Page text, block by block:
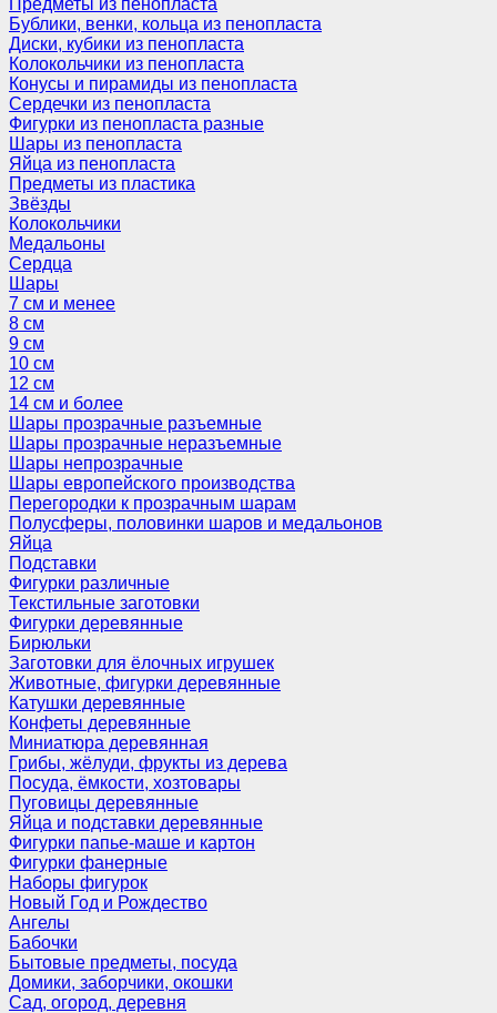
Предметы из пенопласта
Бублики, венки, кольца из пенопласта
Диски, кубики из пенопласта
Колокольчики из пенопласта
Конусы и пирамиды из пенопласта
Сердечки из пенопласта
Фигурки из пенопласта разные
Шары из пенопласта
Яйца из пенопласта
Предметы из пластика
Звёзды
Колокольчики
Медальоны
Сердца
Шары
7 см и менее
8 см
9 см
10 см
12 см
14 см и более
Шары прозрачные разъемные
Шары прозрачные неразъемные
Шары непрозрачные
Шары европейского производства
Перегородки к прозрачным шарам
Полусферы, половинки шаров и медальонов
Яйца
Подставки
Фигурки различные
Текстильные заготовки
Фигурки деревянные
Бирюльки
Заготовки для ёлочных игрушек
Животные, фигурки деревянные
Катушки деревянные
Конфеты деревянные
Миниатюра деревянная
Грибы, жёлуди, фрукты из дерева
Посуда, ёмкости, хозтовары
Пуговицы деревянные
Яйца и подставки деревянные
Фигурки папье-маше и картон
Фигурки фанерные
Наборы фигурок
Новый Год и Рождество
Ангелы
Бабочки
Бытовые предметы, посуда
Домики, заборчики, окошки
Сад, огород, деревня